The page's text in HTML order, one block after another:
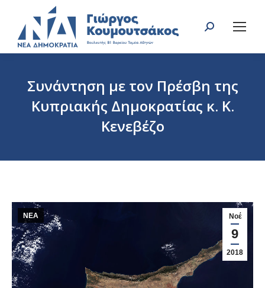
Search:
Συνάντηση με τον Πρέσβη της
Κυπριακής Δημοκρατίας κ. Κ.
Κενεβέζο
Νοέ
9
2018
ΝΕΑ